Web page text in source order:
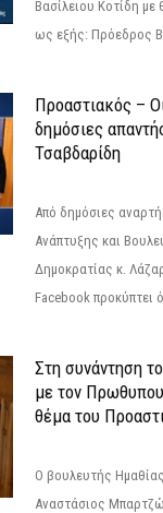
Βασίλειου Κοτίδη με
ως εξής: Πρόεδρος
Προαστιακός –
δημόσιες
Τσαβδαρίδη
Από δημόσιες
Ανάπτυξης και
Δημοκρατίας κ.
Facebook προκύπτει
Στη συνάντηση
με τον
θέμα του
Ο βουλευτής
Αναστάσιος